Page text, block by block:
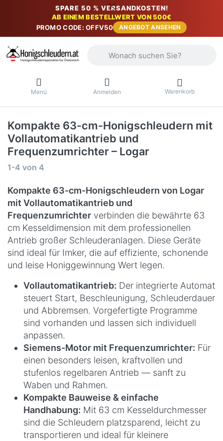
SPARE 50 % VERSANDKOSTEN!
AB EINEM BESTELLWERT VON 500€
PROMO CODE: OFFV50
ANGEBOT ANSEHEN
Menü Anmelden Warenkorb
Kompakte 63-cm-Honigschleudern mit
Vollautomatikantrieb und
Frequenzumrichter – Logar
Suchergebnisse:
1-4 von 4
Kompakte 63-cm-Honigschleudern von Logar
mit Vollautomatikantrieb und
Frequenzumrichter verbinden die bewährte 63
cm Kesseldimension mit dem professionellen
Antrieb großer Schleuderanlagen. Diese Geräte
sind ideal für Imker, die auf effiziente, schonende
und leise Honiggewinnung Wert legen.
Vollautomatikantrieb: Der integrierte Automat
steuert Start, Beschleunigung, Schleuderdauer
und Abbremsen. Vorgefertigte Programme
sind vorhanden und lassen sich individuell
anpassen.
Siemens-Motor mit Frequenzumrichter: Für
einen besonders leisen, kraftvollen und
stufenlos regelbaren Antrieb — sanft zu
Waben und Rahmen.
Kompakte Bauweise & einfache
Handhabung: Mit 63 cm Kesseldurchmesser
sind die Schleudern platzsparend, leicht zu
transportieren und ideal für kleinere